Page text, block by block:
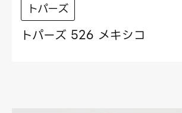
トパーズ
トパーズ 526 メキシコ